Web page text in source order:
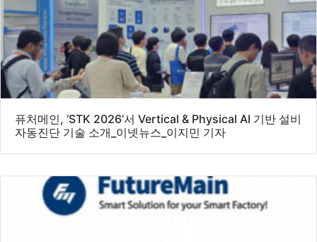
퓨처메인, ‘STK 2026’서 Vertical & Physical AI 기반 설비
자동진단 기술 소개_이넷뉴스_이지민 기자